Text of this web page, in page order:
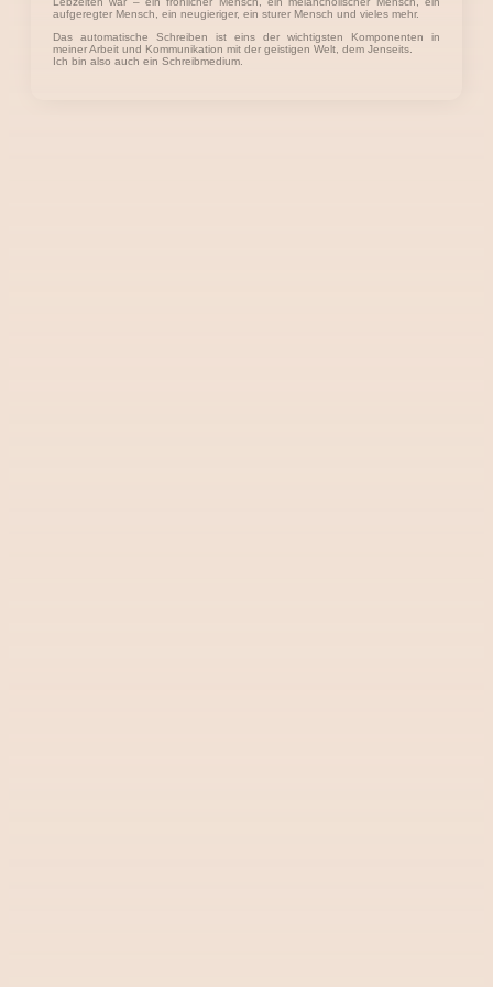
aufgeregter Mensch, ein neugieriger, ein sturer Mensch und vieles mehr.
Das automatische Schreiben ist eins der wichtigsten Komponenten in
meiner Arbeit und Kommunikation mit der geistigen Welt, dem Jenseits.
Ich bin also auch ein Schreibmedium.